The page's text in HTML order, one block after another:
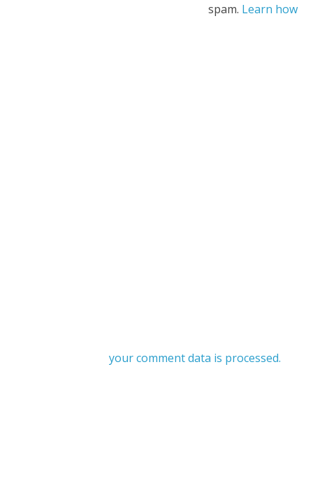
spam. Learn how
your comment data is processed.